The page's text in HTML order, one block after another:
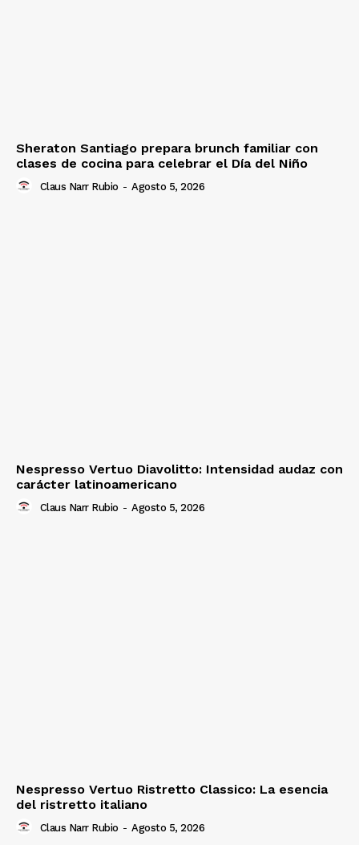
Sheraton Santiago prepara brunch familiar con
clases de cocina para celebrar el Día del Niño
Claus Narr Rubio - Agosto 5, 2026
Nespresso Vertuo Diavolitto: Intensidad audaz con
carácter latinoamericano
Claus Narr Rubio - Agosto 5, 2026
Nespresso Vertuo Ristretto Classico: La esencia
del ristretto italiano
Claus Narr Rubio - Agosto 5, 2026